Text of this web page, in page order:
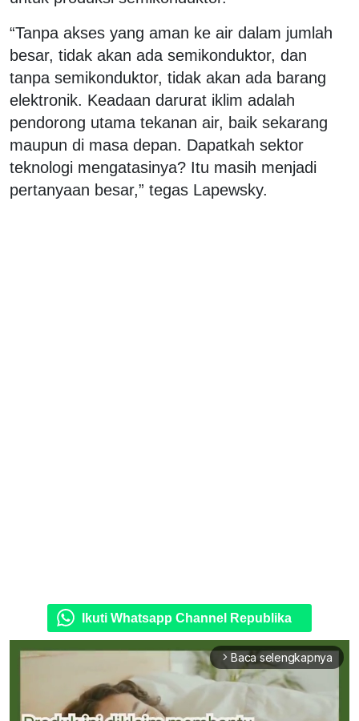
“Tanpa akses yang aman ke air dalam jumlah
besar, tidak akan ada semikonduktor, dan
tanpa semikonduktor, tidak akan ada barang
elektronik. Keadaan darurat iklim adalah
pendorong utama tekanan air, baik sekarang
maupun di masa depan. Dapatkah sektor
teknologi mengatasinya? Itu masih menjadi
pertanyaan besar,” tegas Lapewsky.
Ikuti Whatsapp Channel Republika
arrow_forward_ios Baca selengkapnya